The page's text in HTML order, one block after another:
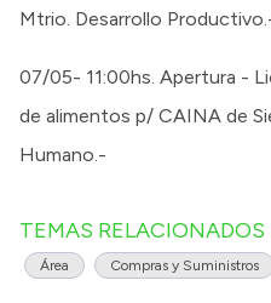
Mtrio. Desarrollo
07/05- 11:00hs. Apertura -
de alimentos p/ CAINA de
Humano.-
TEMAS RELACIONADOS
Área Compras y Suministros